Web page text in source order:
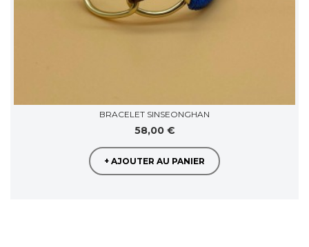
BRACELET SINSEONGHAN
58,00 €
+ AJOUTER AU PANIER